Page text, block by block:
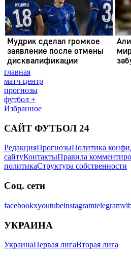
главная
матч-центр
прогнозы
футбол +
Избранное
САЙТ ФУТБОЛ 24
РедакцияПрогнозыПолитика
сайтуКонтактыПравила
политикаСтруктура собственности
Соц. сети
facebookxyoutubeinstagramtelegram
УКРАИНА
УкраинаПервая лигаВторая лига